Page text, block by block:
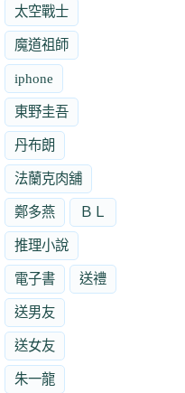
太空戰士
魔道祖師
iphone
東野圭吾
丹布朗
法蘭克肉舖
鄭多燕 ＢＬ
推理小說
電子書 送禮
送男友
送女友
朱一龍